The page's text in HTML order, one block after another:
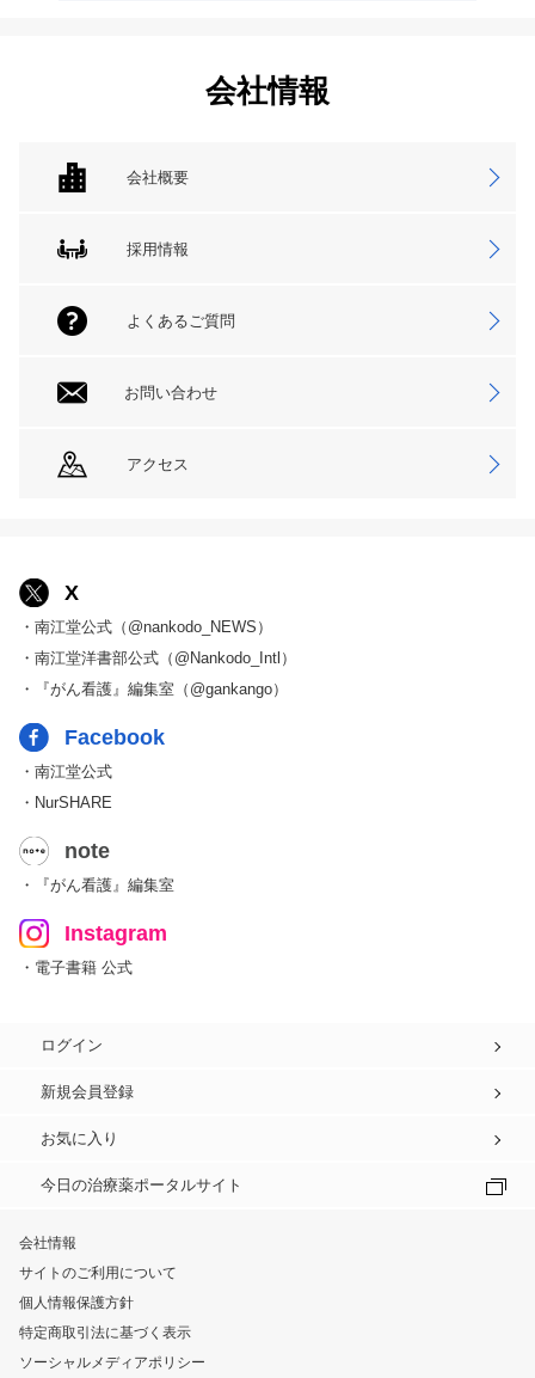
会社情報
会社概要
採用情報
よくあるご質問
お問い合わせ
アクセス
X
・南江堂公式（@nankodo_NEWS）
・南江堂洋書部公式（@Nankodo_Intl）
・『がん看護』編集室（@gankango）
Facebook
・南江堂公式
・NurSHARE
note
・『がん看護』編集室
Instagram
・電子書籍 公式
ログイン
新規会員登録
お気に入り
今日の治療薬ポータルサイト
会社情報
サイトのご利用について
個人情報保護方針
特定商取引法に基づく表示
ソーシャルメディアポリシー